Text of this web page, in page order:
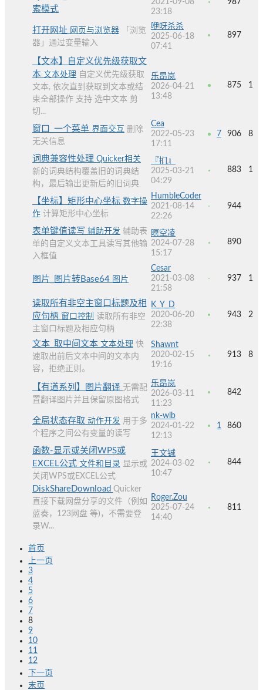
索模式
2021-09-08
23:18
987
打开网址 网页与浏览器
「浏览
器」通过变量输入
咿呀杀杀
2025-06-18
07:41
897
【文本】自定义优先级获取文
本 文本处理 自定义优先级获取
文本, 依次直到获取到文本或结
束全部操作 支持 选中文本 剪
切...
乐昂岚
2026-04-21
13:48
875 1
窗口_一个菜单 界面交互 删除
无关信息
Cea
2022-05-23
17:11
7 906 8
词典兼容性处理 Quicker相关
新的词典结构覆盖旧的词典结
构，最后输出更新后的旧词典
『扪』
2025-03-21
04:29
883 1
【坐标】矩形中心坐标 数字操
作 计算矩形中心坐标
HumbleCoder
2021-08-14
22:26
944
表单键值读写 辅助开发 辅助表
单的自定义文本工具读写其他输
入框值
瞑空凌
2024-07-28
15:17
890
图片_图片转Base64 图片
Cesar
2021-03-08
21:58
937 1
读取所有非空主窗口标题及相
应句柄 窗口控制 读取所有非空
主窗口标题及相应句柄
K_Y_D
2020-06-20
22:38
943 2
文本_取中间文本 文本处理 快
速取出前后文本中间的文本内
容，拒绝正则。
Shawnt
2020-02-15
19:16
913 8
【有道系列】图片翻译 无需配
置翻译图片并且保留原图格式
乐昂岚
2026-03-11
11:23
842
全局状态存取 动作开发 用于多
个程序之间公有变量的读写
nk-wlb
2024-01-22
12:13
1 860
函数-显示或关闭WPS或
EXCEL公式 文件和目录 显示或
关闭WPS或EXCEL公式
王文铖
2024-03-02
10:47
844
DiskShareDownload Quicker
直接下载网盘分享的文件（例如
蓝奏，123网盘 等)，不需要登
录W...
Roger.Zou
2025-07-24
14:40
811
首页
上一页
3
4
5
6
7
8
9
10
11
12
下一页
末页